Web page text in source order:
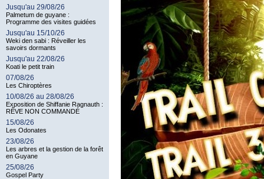
Jusqu'au 29/08/26
Palmetum de guyane :
Programme des visites guidées
Jusqu'au 15/10/26
Weki den sabi : Réveiller les
savoirs dormants
Jusqu'au 22/08/26
Koati le petit train
07/08/26
Les Chiroptères
10/08/26 au 28/08/26
Exposition de Shiffanie Ragnauth :
RÊVE NON COMMANDÉ
15/08/26
Les Odonates
23/08/26
Les arbres et la gestion de la forêt
en Guyane
25/08/26
Gospel Party